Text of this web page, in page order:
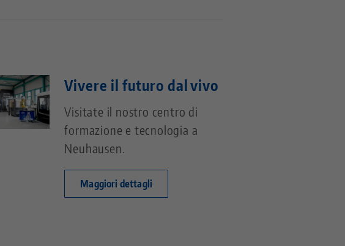
Vivere il futuro dal vivo
Visitate il nostro centro di
formazione e tecnologia a
Neuhausen.
Maggiori dettagli